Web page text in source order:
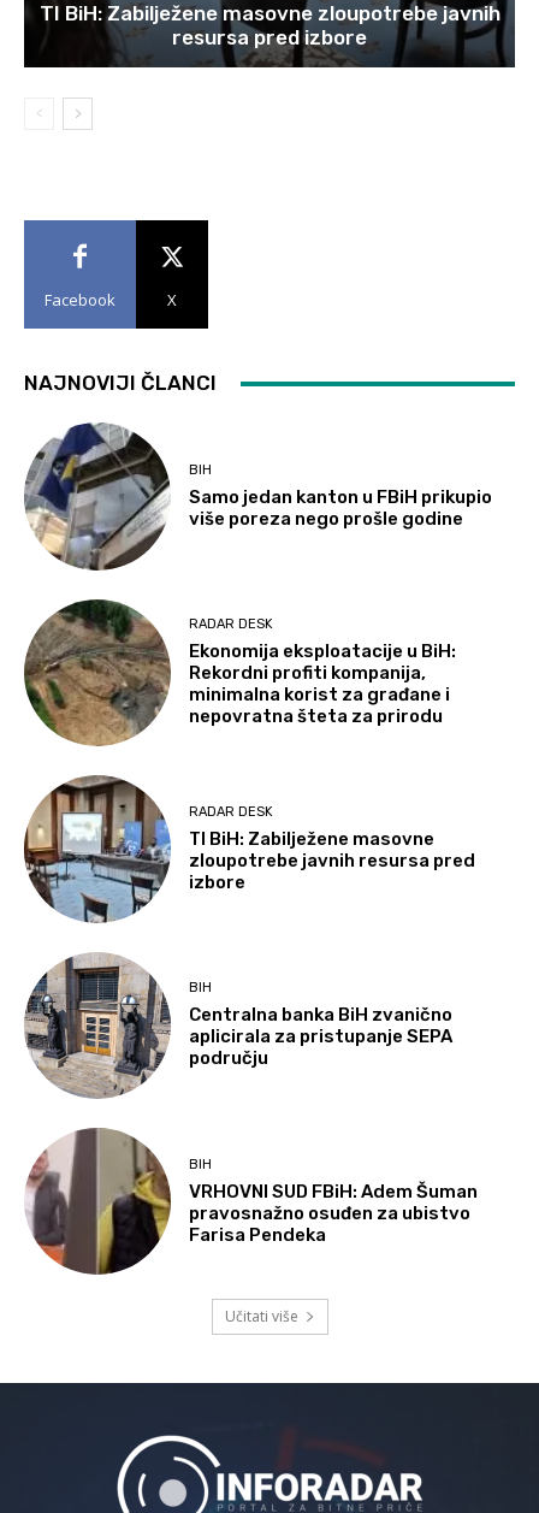
TI BiH: Zabilježene masovne zloupotrebe javnih
resursa pred izbore
Facebook X
NAJNOVIJI ČLANCI
BIH
Samo jedan kanton u FBiH prikupio
više poreza nego prošle godine
RADAR DESK
Ekonomija eksploatacije u BiH:
Rekordni profiti kompanija,
minimalna korist za građane i
nepovratna šteta za prirodu
RADAR DESK
TI BiH: Zabilježene masovne
zloupotrebe javnih resursa pred
izbore
BIH
Centralna banka BiH zvanično
aplicirala za pristupanje SEPA
području
BIH
VRHOVNI SUD FBiH: Adem Šuman
pravosnažno osuđen za ubistvo
Farisa Pendeka
Učitati više